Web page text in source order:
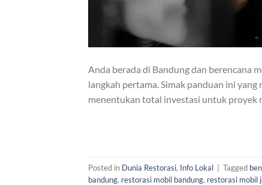
Anda berada di Bandung dan berencana
langkah pertama. Simak panduan ini
menentukan total investasi untuk proyek
Posted in Dunia Restorasi, Info Lokal | Tagged
bandung, restorasi mobil bandung, restorasi mobil